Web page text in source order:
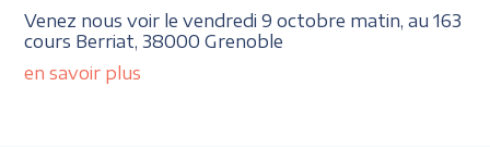
Venez nous voir le vendredi 9 octobre matin, au 163
cours Berriat, 38000 Grenoble
en savoir plus